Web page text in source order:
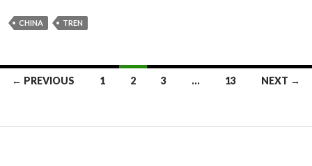
CHINA TREN
Posts
← PREVIOUS 1 2 3 … 13 NEXT →